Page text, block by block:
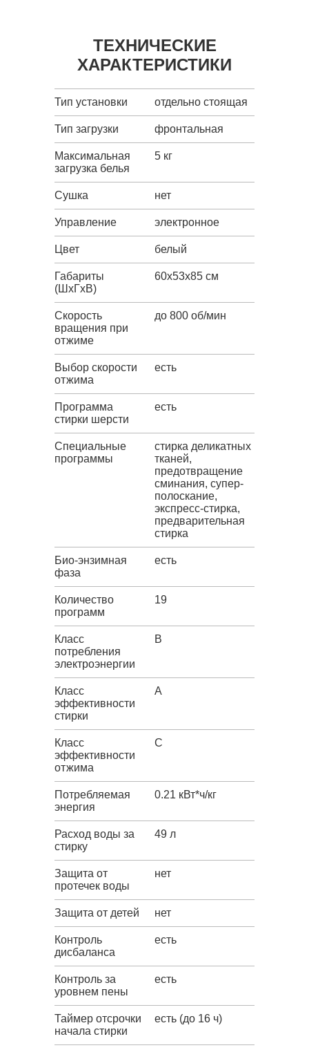
ТЕХНИЧЕСКИЕ
ХАРАКТЕРИСТИКИ
Тип установки отдельно стоящая
Тип загрузки фронтальная
Максимальная
загрузка белья
5 кг
Сушка нет
Управление электронное
Цвет белый
Габариты
(ШxГxВ)
60x53x85 см
Скорость
вращения при
отжиме
до 800 об/мин
Выбор скорости
отжима
есть
Программа
стирки шерсти
есть
Специальные
программы
стирка деликатных
тканей,
предотвращение
сминания, супер-
полоскание,
экспресс-стирка,
предварительная
стирка
Био-энзимная
фаза
есть
Количество
программ
19
Класс
потребления
электроэнергии
B
Класс
эффективности
стирки
A
Класс
эффективности
отжима
C
Потребляемая
энергия
0.21 кВт*ч/кг
Расход воды за
стирку
49 л
Защита от
протечек воды
нет
Защита от детей нет
Контроль
дисбаланса
есть
Контроль за
уровнем пены
есть
Таймер отсрочки
начала стирки
есть (до 16 ч)